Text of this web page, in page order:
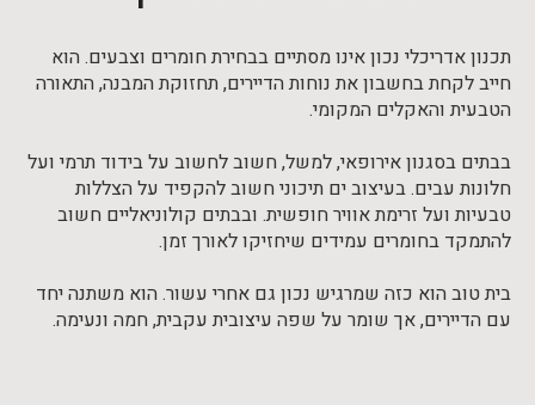
תכנון אדריכלי נכון אינו מסתיים בבחירת חומרים וצבעים. הוא
חייב לקחת בחשבון את נוחות הדיירים, תחזוקת המבנה, התאורה
הטבעית והאקלים המקומי.
בבתים בסגנון אירופאי, למשל, חשוב לחשוב על בידוד תרמי ועל
חלונות עבים. בעיצוב ים תיכוני חשוב להקפיד על הצללות
טבעיות ועל זרימת אוויר חופשית. ובבתים קולוניאליים חשוב
להתמקד בחומרים עמידים שיחזיקו לאורך זמן.
בית טוב הוא כזה שמרגיש נכון גם אחרי עשור. הוא משתנה יחד
עם הדיירים, אך שומר על שפה עיצובית עקבית, חמה ונעימה.